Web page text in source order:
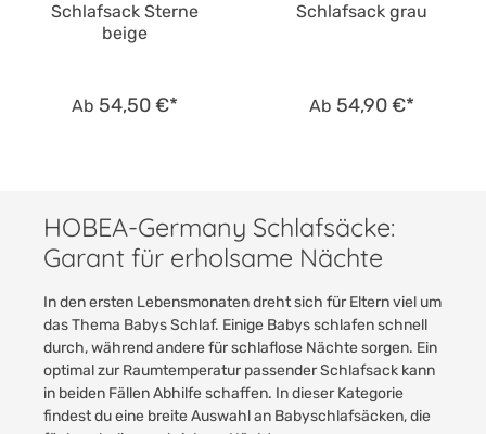
Schlafsack Sterne
beige
Ab 54,50 €*
Schlafsack grau
Ab 54,90 €*
HOBEA-Germany Schlafsäcke:
Garant für erholsame Nächte
In den ersten Lebensmonaten dreht sich für Eltern viel um
das Thema Babys Schlaf. Einige Babys schlafen schnell
durch, während andere für schlaflose Nächte sorgen. Ein
optimal zur Raumtemperatur passender Schlafsack kann
in beiden Fällen Abhilfe schaffen. In dieser Kategorie
findest du eine breite Auswahl an Babyschlafsäcken, die